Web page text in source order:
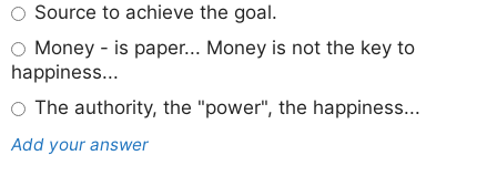
Source to achieve the goal.
Money - is paper... Money is not the key to
happiness...
The authority, the "power", the happiness...
Add your answer